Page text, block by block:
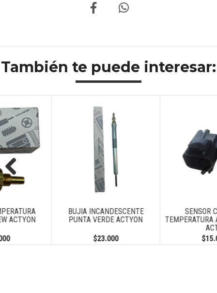
También te puede interesar:
BUJIA INCANDESCENTE
PUNTA VERDE ACTYON
SENSOR CONTROL
TEMPERATURA ACTYON /